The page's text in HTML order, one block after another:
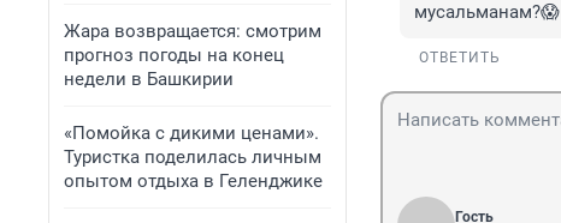
Жара возвращается: смотрим
прогноз погоды на конец
недели в Башкирии
«Помойка с дикими ценами».
Туристка поделилась личным
опытом отдыха в Геленджике
мусальманам?😱
ОТВЕТИТЬ
Гость